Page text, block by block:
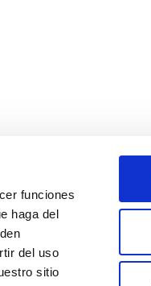
funciones
haga del
del uso
sitio